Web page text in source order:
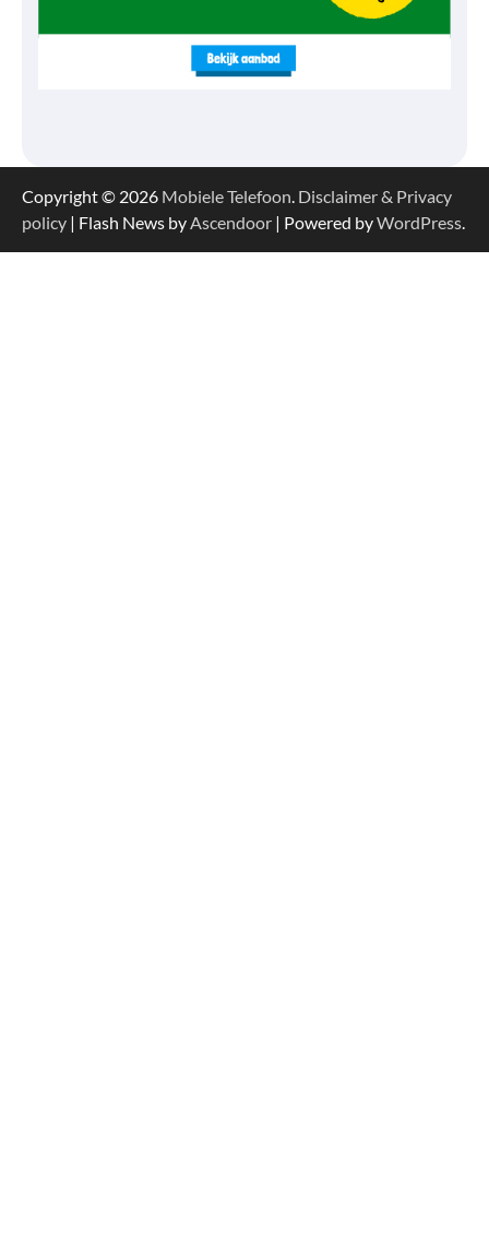
Copyright © 2026 Mobiele Telefoon. Disclaimer & Privacy
policy | Flash News byAscendoor | Powered byWordPress.